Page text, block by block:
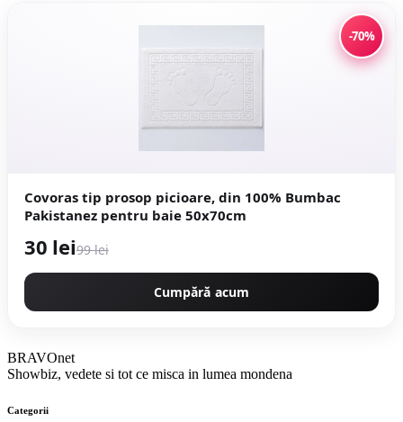
-70%
Covoras tip prosop picioare, din 100% Bumbac
Pakistanez pentru baie 50x70cm
30 lei99 lei
Cumpără acum
BRAVOnet
Showbiz, vedete si tot ce misca in lumea mondena
Categorii